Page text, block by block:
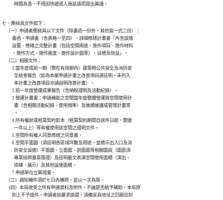
            時間為憑，不得因快遞或人員延誤而提出異議。
七、應檢具文件如下：
    （一）申請者應檢具以下文件（除書函一份外，其他皆一式二份）：
          書函、申請書（含表格一至四）、詳細修繕計畫書「內含設施
          設置、修繕之完整計畫（包括空間用途、施作項目、施作材料
          、施作方式、施作進度、施作設計圖等）、目標及效益」。
    （二）相關文件：
          1.當年度或前一期（需在有效期內）建築物公共安全及消防安
            全檢查報告（如為本案申請計畫之改善項目請註明，未列入
            本計畫之改善項目亦請說明改善計畫）。
          2.前一年度營運成果報告（含納稅證明及活動紀錄）。
          3.營運計畫書：申請補助之空間當年度整體營運與空間使用計
            畫（含相關活動紀錄、使用頻率）及後續維護或管理計畫等
            。
          4.所有權狀或租賃契約影本（租賃契約期間自送件日起，需達
            一年以上）等有權使用該空間之證明文件。
          5.空間所有權人同意修繕之同意書。
          6.空間平面圖（須註明各區域坪數及用途，並標示出入口及消
            防安全設施）平面圖、立面圖、剖面圖等相關圖說（圖面須
            專業技師蓋章簽證）及註明藝文表演空間使用面積（演出、
            排練、展示）及其他設施面積。
          7.申請單位立案證書。
    （三）通知補件須於七日內補齊，並以一次為限。
    （四）本局收受之所有申請資料及附件，不論是否給予補助，本局原
          則上不予退件。申請者如要求退還，須備妥具地址之回郵信封